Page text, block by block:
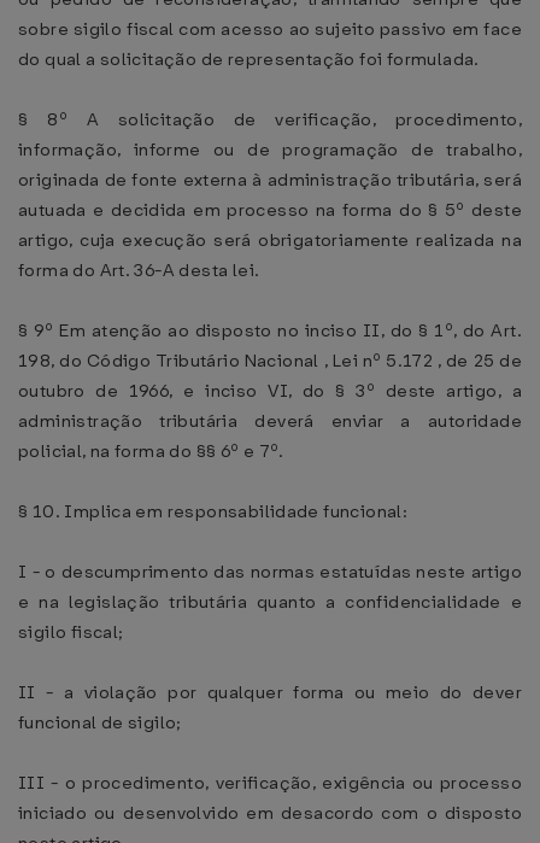
sobre sigilo fiscal com acesso ao sujeito passivo em face
do qual a solicitação de representação foi formulada.
§ 8º A solicitação de verificação, procedimento,
informação, informe ou de programação de trabalho,
originada de fonte externa à administração tributária, será
autuada e decidida em processo na forma do § 5º deste
artigo, cuja execução será obrigatoriamente realizada na
forma do Art. 36-A desta lei.
§ 9º Em atenção ao disposto no inciso II, do § 1º, do Art.
198, do Código Tributário Nacional , Lei nº 5.172 , de 25 de
outubro de 1966, e inciso VI, do § 3º deste artigo, a
administração tributária deverá enviar a autoridade
policial, na forma do §§ 6º e 7º.
§ 10. Implica em responsabilidade funcional:
I - o descumprimento das normas estatuídas neste artigo
e na legislação tributária quanto a confidencialidade e
sigilo fiscal;
II - a violação por qualquer forma ou meio do dever
funcional de sigilo;
III - o procedimento, verificação, exigência ou processo
iniciado ou desenvolvido em desacordo com o disposto